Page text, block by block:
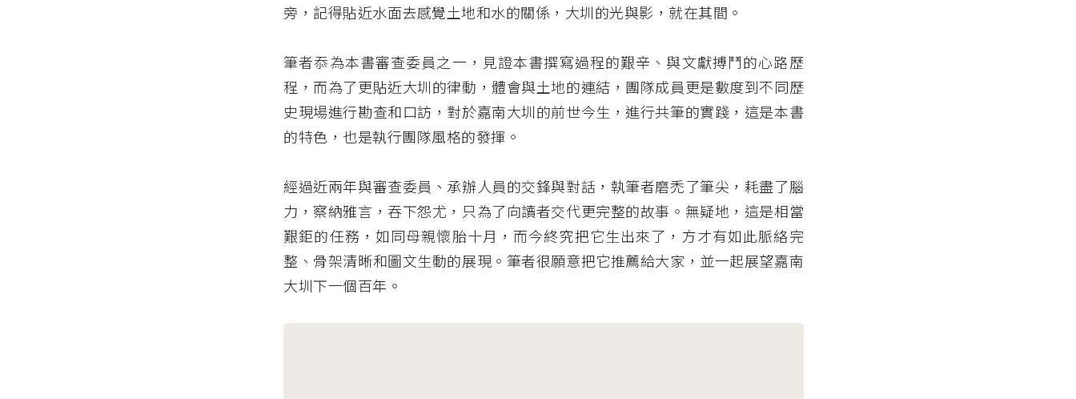
旁，記得貼近水面去感覺土地和水的關係，大圳的光與影，就在其間。
筆者忝為本書審查委員之一，見證本書撰寫過程的艱辛、與文獻搏鬥的心路歷
程，而為了更貼近大圳的律動，體會與土地的連結，團隊成員更是數度到不同歷
史現場進行勘查和口訪，對於嘉南大圳的前世今生，進行共筆的實踐，這是本書
的特色，也是執行團隊風格的發揮。
經過近兩年與審查委員、承辦人員的交鋒與對話，執筆者磨禿了筆尖，耗盡了腦
力，察納雅言，吞下怨尤，只為了向讀者交代更完整的故事。無疑地，這是相當
艱鉅的任務，如同母親懷胎十月，而今終究把它生出來了，方才有如此脈絡完
整、骨架清晰和圖文生動的展現。筆者很願意把它推薦給大家，並一起展望嘉南
大圳下一個百年。